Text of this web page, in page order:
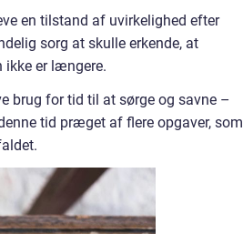
en tilstand af uvirkelighed efter
sorg at skulle erkende, at
er længere.
brug for tid til at sørge og savne –
tid præget af flere opgaver, som